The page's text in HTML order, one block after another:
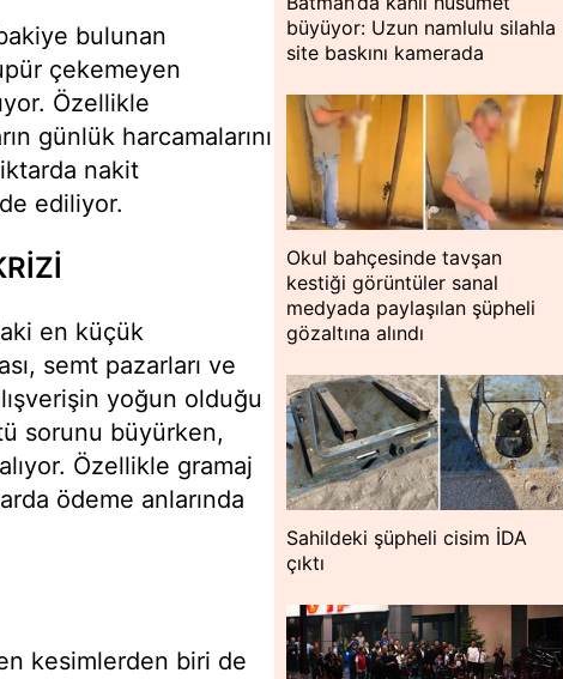
bulunan
çekemeyen
Özellikle
günlük harcamalarını
nakit
ediliyor.
en küçük
semt pazarları ve
yoğun olduğu
sorunu büyürken,
Özellikle gramaj
ödeme anlarında
kesimlerden biri de
büyüyor: Uzun namlulu silahla
site baskını kamerada
Okul bahçesinde tavşan
kestiği görüntüler sanal
medyada paylaşılan şüpheli
gözaltına alındı
Sahildeki şüpheli cisim İDA
çıktı